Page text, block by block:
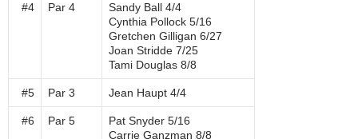
#4 Par 4
Sandy Ball 4/4
Cynthia Pollock 5/16
Gretchen Gilligan 6/27
Joan Stridde 7/25
Tami Douglas 8/8
#5 Par 3 Jean Haupt 4/4
#6 Par 5
Pat Snyder 5/16
Carrie Ganzman 8/8